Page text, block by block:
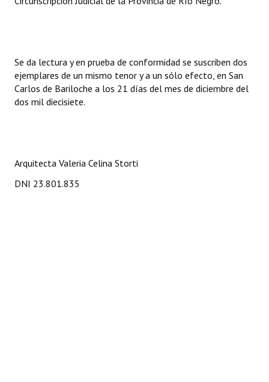
Se da lectura y en prueba de conformidad se suscriben dos
ejemplares de un mismo tenor y a un sólo efecto, en San
Carlos de Bariloche a los 21 días del mes de diciembre del
dos mil diecisiete.
Arquitecta Valeria Celina Storti
DNI 23.801.835